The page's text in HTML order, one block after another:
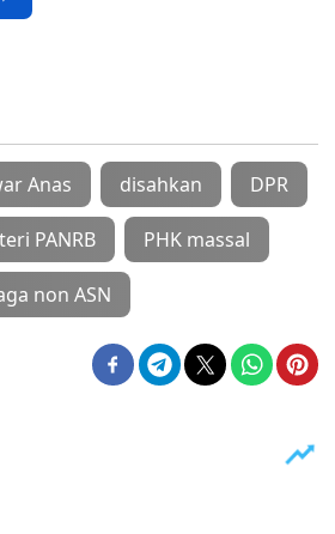
Anas disahkan DPR
PANRB PHK massal
non ASN